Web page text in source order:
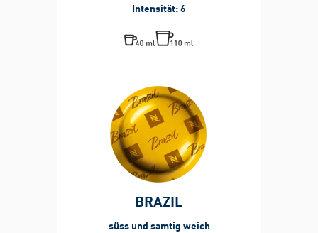
Intensität: 6
BRAZIL
süss und samtig weich